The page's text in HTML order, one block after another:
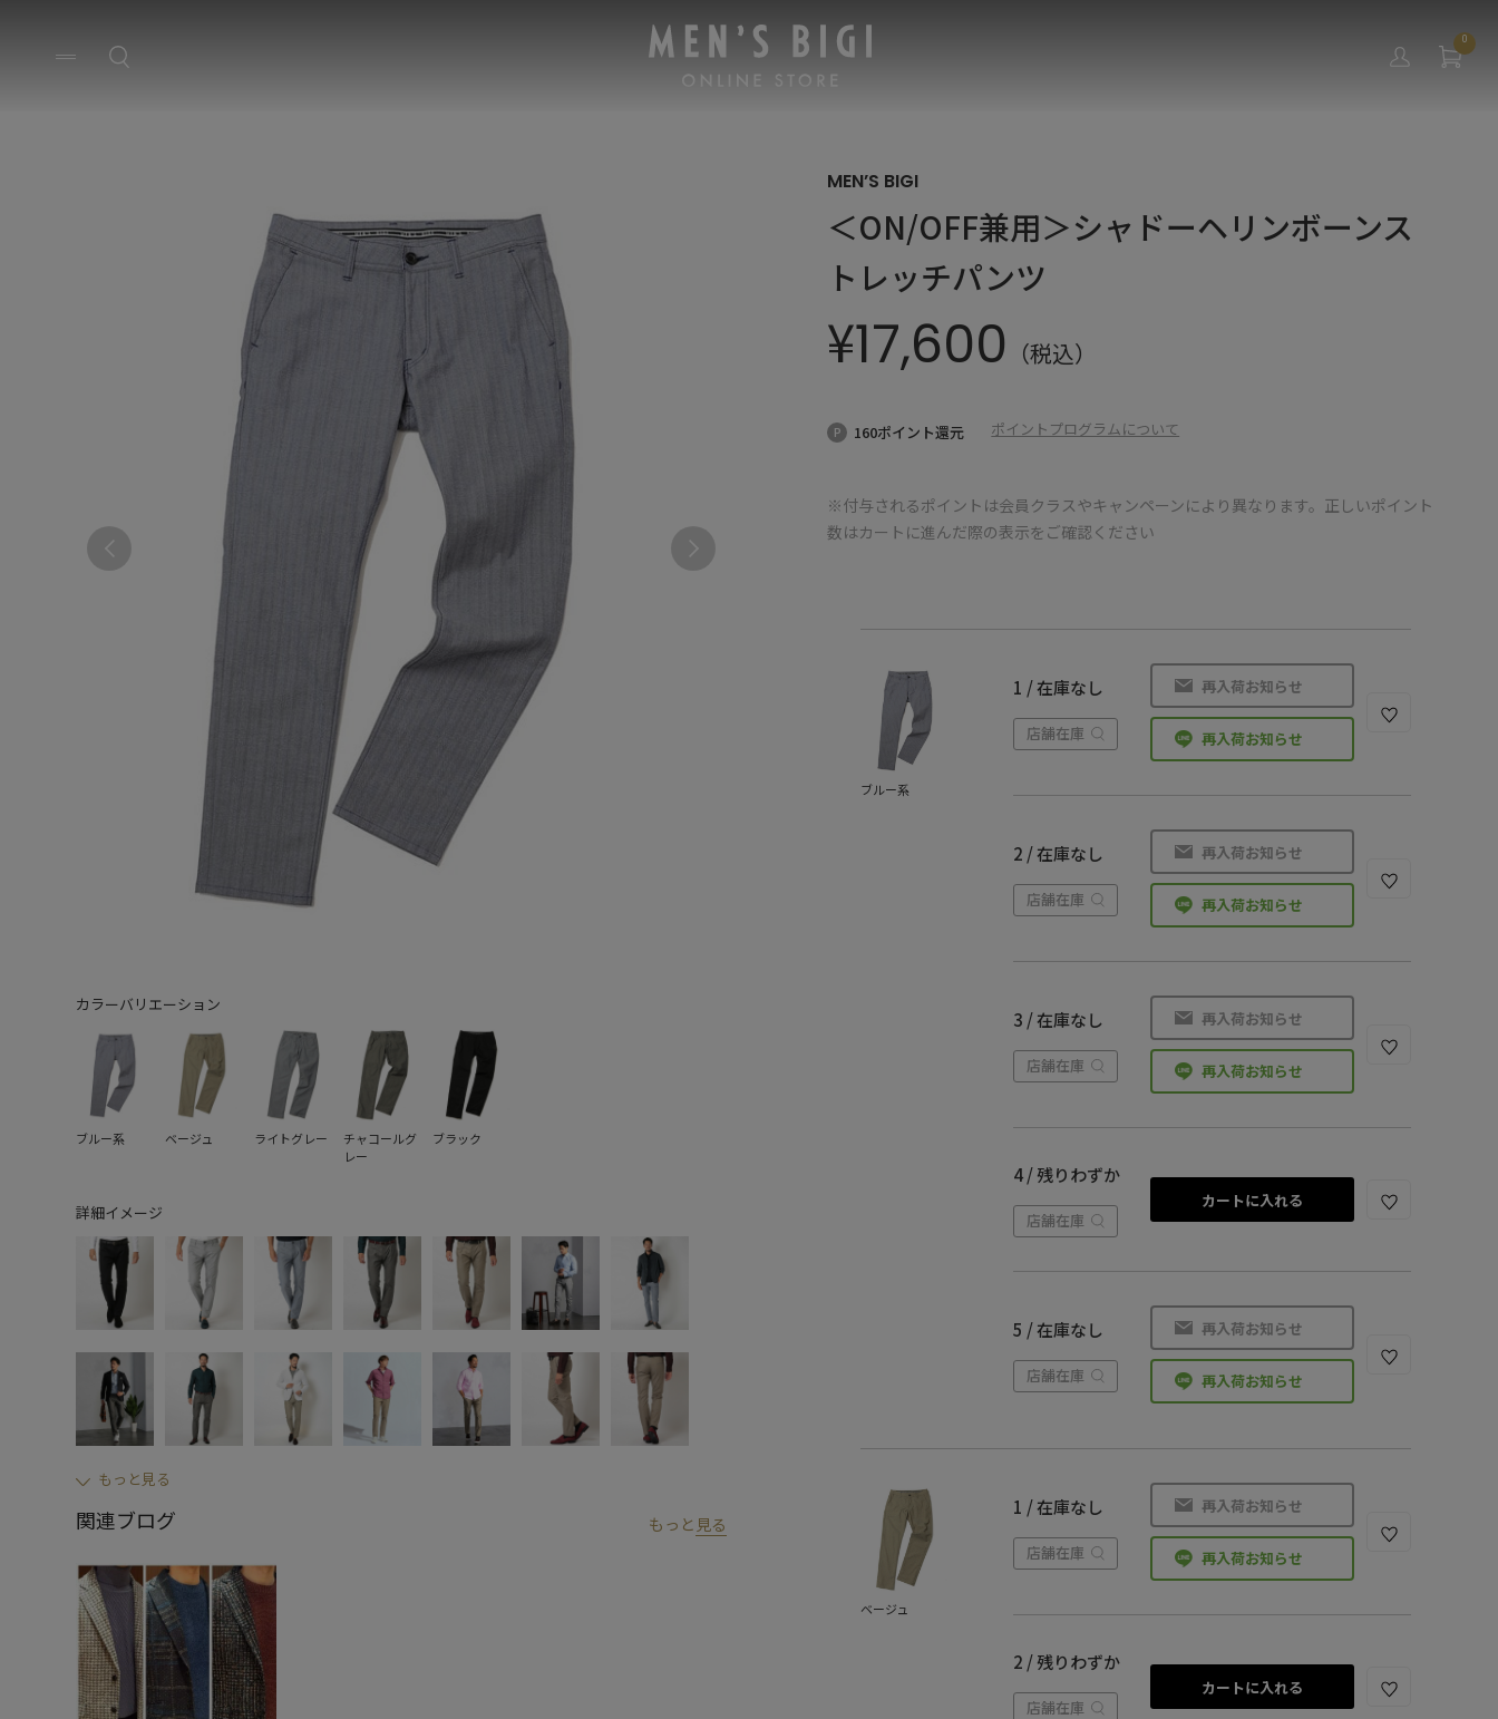
0
カラーバリエーション
ブルー系 ベージュ ライトグレー
チャコールグ
レー
ブラック
詳細イメージ
もっと見る
関連ブログ もっと 見る
MEN’S BIGI
＜ON/OFF兼用＞シャドーヘリンボーンス
トレッチパンツ
¥17,600 （税込）
160ポイント還元 ポイントプログラムについて
※付与されるポイントは会員クラスやキャンペーンにより異なります。正しいポイント
数はカートに進んだ際の表示をご確認ください
ブルー系
1 / 在庫なし
店舗在庫
再入荷お知らせ
再入荷お知らせ
2 / 在庫なし
店舗在庫
再入荷お知らせ
再入荷お知らせ
3 / 在庫なし
店舗在庫
再入荷お知らせ
再入荷お知らせ
4 / 残りわずか
店舗在庫
カートに入れる
5 / 在庫なし
店舗在庫
再入荷お知らせ
再入荷お知らせ
ベージュ
1 / 在庫なし
店舗在庫
再入荷お知らせ
再入荷お知らせ
2 / 残りわずか
店舗在庫
カートに入れる